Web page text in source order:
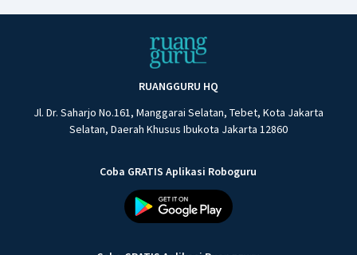
RUANGGURU HQ
Jl. Dr. Saharjo No.161, Manggarai Selatan, Tebet, Kota Jakarta
Selatan, Daerah Khusus Ibukota Jakarta 12860
Coba GRATIS Aplikasi Roboguru